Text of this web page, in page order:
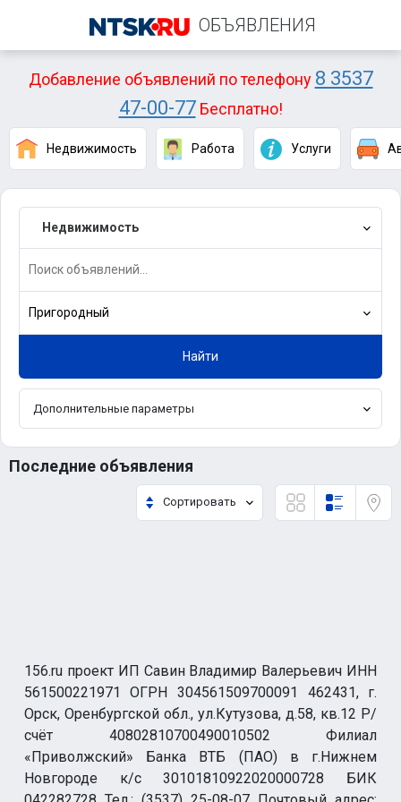
ОБЪЯВЛЕНИЯ
Добавление объявлений по телефону 8 3537
47-00-77Бесплатно!
Недвижимость Работа Услуги
Недвижимость
Пригородный
Найти
Дополнительные параметры
Последние объявления
Сортировать
156.ru проект ИП Савин Владимир Валерьевич ИНН
561500221971 ОГРН 304561509700091 462431, г.
Орск, Оренбургской обл., ул.Кутузова, д.58, кв.12 Р/
счёт 40802810700490010502 Филиал
«Приволжский» Банка ВТБ (ПАО) в г.Нижнем
Новгороде к/с 30101810922020000728 БИК